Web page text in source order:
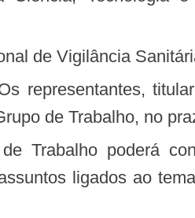
de Vigilância
de Trabalho, no
ligados ao